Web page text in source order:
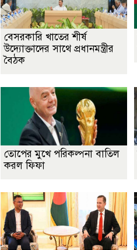
বেসরকারি খাতের শীর্ষ
উদ্যোক্তাদের সাথে প্রধানমন্ত্রীর
বৈঠক
তোপের মুখে পরিকল্পনা বাতিল
করল ফিফা